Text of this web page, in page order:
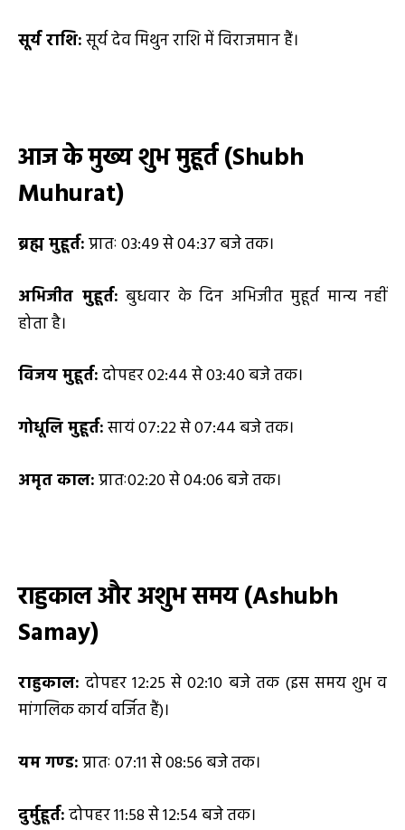
सूर्य राशि:सूर्य देव मिथुन राशि में विराजमान हैं।
आज के मुख्य शुभ मुहूर्त (Shubh
Muhurat)
ब्रह्म मुहूर्त:प्रातः 03:49 से 04:37 बजे तक।
अभिजीत मुहूर्त: बुधवार के दिन अभिजीत मुहूर्त मान्य नहीं
होता है।
विजय मुहूर्त:दोपहर 02:44 से 03:40 बजे तक।
गोधूलि मुहूर्त:सायं 07:22 से 07:44 बजे तक।
अमृत काल:प्रातः02:20 से 04:06 बजे तक।
राहुकाल और अशुभ समय (Ashubh
Samay)
राहुकाल: दोपहर 12:25 से 02:10 बजे तक (इस समय शुभ व
मांगलिक कार्य वर्जित हैं)।
यम गण्ड:प्रातः 07:11 से 08:56 बजे तक।
दुर्मुहूर्त:दोपहर 11:58 से 12:54 बजे तक।